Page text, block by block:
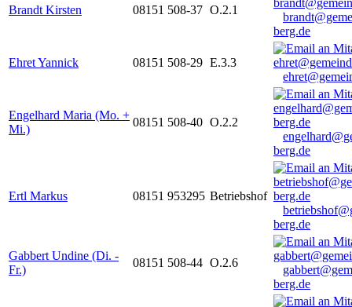
Brandt Kirsten 08151 508-37 O.2.1
berg.de
Ehret Yannick 08151 508-29 E.3.3
Engelhard Maria (Mo. +
Mi.)
08151 508-40 O.2.2
berg.de
Ertl Markus 08151 953295 Betriebshof
berg.de
Gabbert Undine (Di. -
Fr.)
08151 508-44 O.2.6
berg.de